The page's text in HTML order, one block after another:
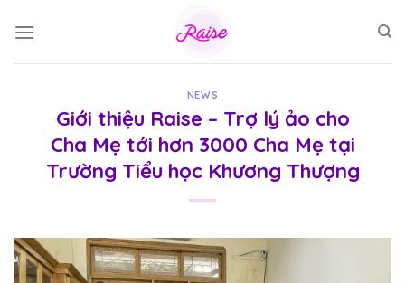
NEWS
Giới thiệu Raise – Trợ lý ảo cho
Cha Mẹ tới hơn 3000 Cha Mẹ tại
Trường Tiểu học Khương Thượng